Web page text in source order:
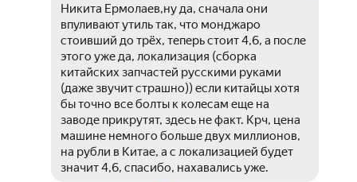
Никита Ермолаев,ну да, сначала они
впуливают утиль так, что монджаро
стоивший до трёх, теперь стоит 4,6, а после
этого уже да, локализация (сборка
китайских запчастей русскими руками
(даже звучит страшно)) если китайцы хотя
бы точно все болты к колесам еще на
заводе прикрутят, здесь не факт. Крч, цена
машине немного больше двух миллионов,
на рубли в Китае, а с локализацией будет
значит 4,6, спасибо, нахавались уже.